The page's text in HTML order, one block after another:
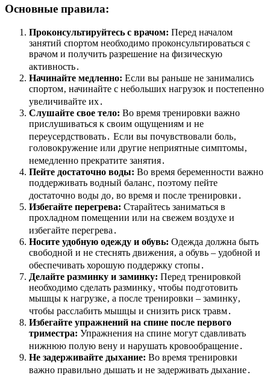
Основные правила:
Проконсультируйтесь с врачом: Перед началом
занятий спортом необходимо проконсультироваться с
врачом и получить разрешение на физическую
активность․
Начинайте медленно: Если вы раньше не занимались
спортом‚ начинайте с небольших нагрузок и постепенно
увеличивайте их․
Слушайте свое тело: Во время тренировки важно
прислушиваться к своим ощущениям и не
переусердствовать․ Если вы почувствовали боль‚
головокружение или другие неприятные симптомы‚
немедленно прекратите занятия․
Пейте достаточно воды: Во время беременности важно
поддерживать водный баланс‚ поэтому пейте
достаточно воды до‚ во время и после тренировки․
Избегайте перегрева: Старайтесь заниматься в
прохладном помещении или на свежем воздухе и
избегайте перегрева․
Носите удобную одежду и обувь: Одежда должна быть
свободной и не стеснять движения‚ а обувь – удобной и
обеспечивать хорошую поддержку стопы․
Делайте разминку и заминку: Перед тренировкой
необходимо сделать разминку‚ чтобы подготовить
мышцы к нагрузке‚ а после тренировки – заминку‚
чтобы расслабить мышцы и снизить риск травм․
Избегайте упражнений на спине после первого
триместра: Упражнения на спине могут сдавливать
нижнюю полую вену и нарушать кровообращение․
Не задерживайте дыхание: Во время тренировки
важно правильно дышать и не задерживать дыхание․